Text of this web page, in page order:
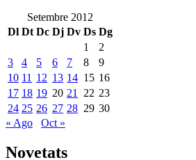
Setembre 2012
Dl Dt Dc Dj Dv Ds Dg
1
2
3
4 5 6 7 8
9
10 11 12 13 14 15 16
17 18 19 20 21 22 23
24 25 26 27 28 29 30
« Ago
Oct »
Novetats